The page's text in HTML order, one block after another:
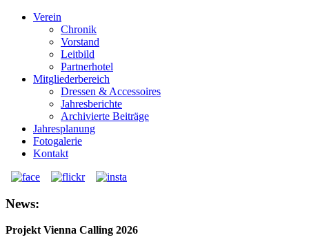
Verein
Chronik
Vorstand
Leitbild
Partnerhotel
Mitgliederbereich
Dressen & Accessoires
Jahresberichte
Archivierte Beiträge
Jahresplanung
Fotogalerie
Kontakt
News:
Projekt Vienna Calling 2026